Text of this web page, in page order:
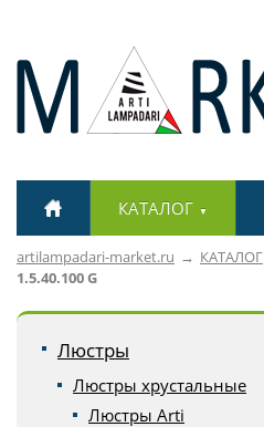
КАТАЛОГ ▼
artilampadari-market.ru КАТАЛОГ
1.5.40.100 G
Люстры
Люстры хрустальные
Люстры Arti